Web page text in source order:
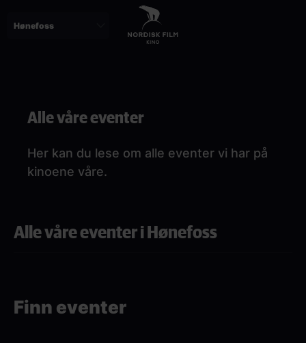
Alle våre eventer
Her kan du lese om alle eventer vi har på
kinoene våre.
Alle våre eventer i Hønefoss
Finn eventer